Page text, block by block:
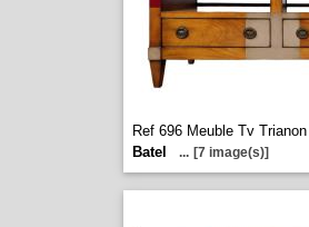
Ref 696 Meuble Tv
Batel
... [7 image(s)]